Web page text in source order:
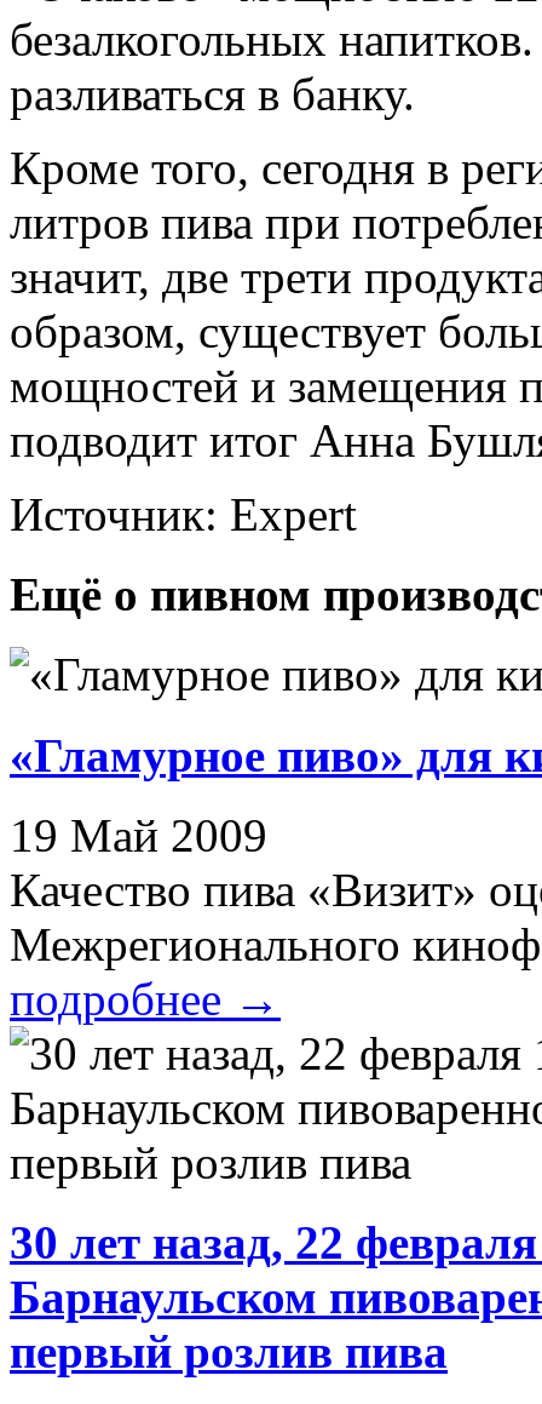
безалкогольных
разливаться в банку.
Кроме того, сегодня в
литров пива при
значит, две трети
образом, существует
мощностей и замещения
подводит итог Анна
Источник: Expert
Ещё о пивном
«Гламурное пиво» для
19 Май 2009
Качество пива «Визит»
Межрегионального
подробнее →
30 лет назад, 22
Барнаульском
первый розлив пива